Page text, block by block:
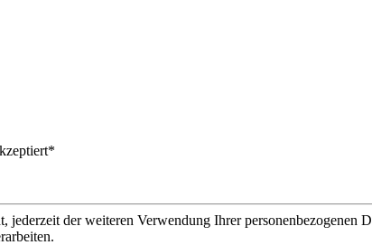
der weiteren Verwendung Ihrer personenbezogenen